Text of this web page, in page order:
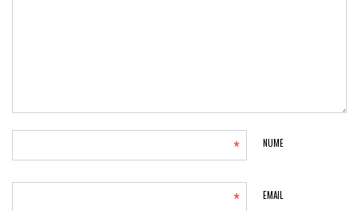
NUME
*
EMAIL
*